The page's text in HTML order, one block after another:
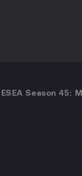
ESEA Season